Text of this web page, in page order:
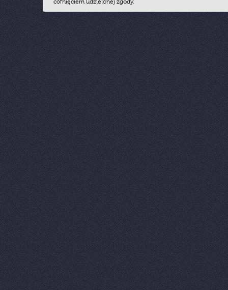
cofnięciem udzielonej zgody.